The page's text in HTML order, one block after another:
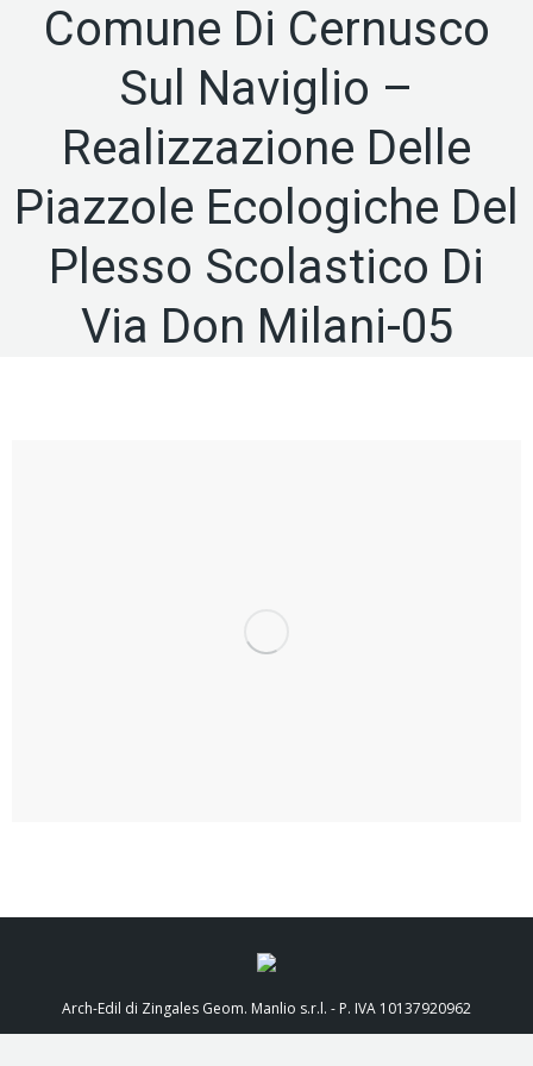
Comune Di Cernusco
Sul Naviglio –
Realizzazione Delle
Piazzole Ecologiche Del
Plesso Scolastico Di
Via Don Milani-05
Arch-Edil di Zingales Geom. Manlio s.r.l. - P. IVA 10137920962